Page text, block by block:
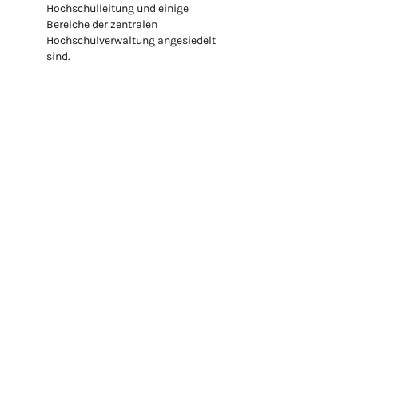
Hochschulleitung und einige
Bereiche der zentralen
Hochschulverwaltung angesiedelt
sind.